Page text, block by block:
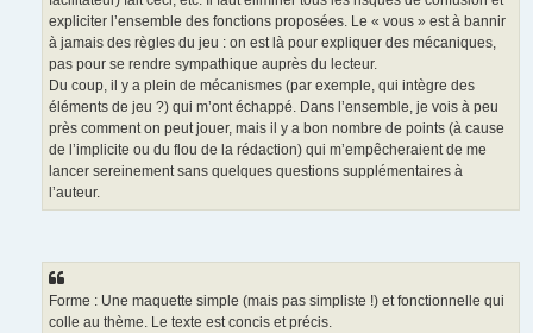
expliciter l’ensemble des fonctions proposées. Le « vous » est à bannir
à jamais des règles du jeu : on est là pour expliquer des mécaniques,
pas pour se rendre sympathique auprès du lecteur.
Du coup, il y a plein de mécanismes (par exemple, qui intègre des
éléments de jeu ?) qui m’ont échappé. Dans l’ensemble, je vois à peu
près comment on peut jouer, mais il y a bon nombre de points (à cause
de l’implicite ou du flou de la rédaction) qui m’empêcheraient de me
lancer sereinement sans quelques questions supplémentaires à
l’auteur.
Forme : Une maquette simple (mais pas simpliste !) et fonctionnelle qui
colle au thème. Le texte est concis et précis.